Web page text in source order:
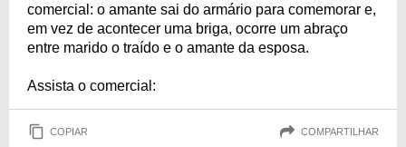
comercial: o amante sai do armário para comemorar e,
em vez de acontecer uma briga, ocorre um abraço
entre marido o traído e o amante da esposa.
Assista o comercial:
COPIAR COMPARTILHAR